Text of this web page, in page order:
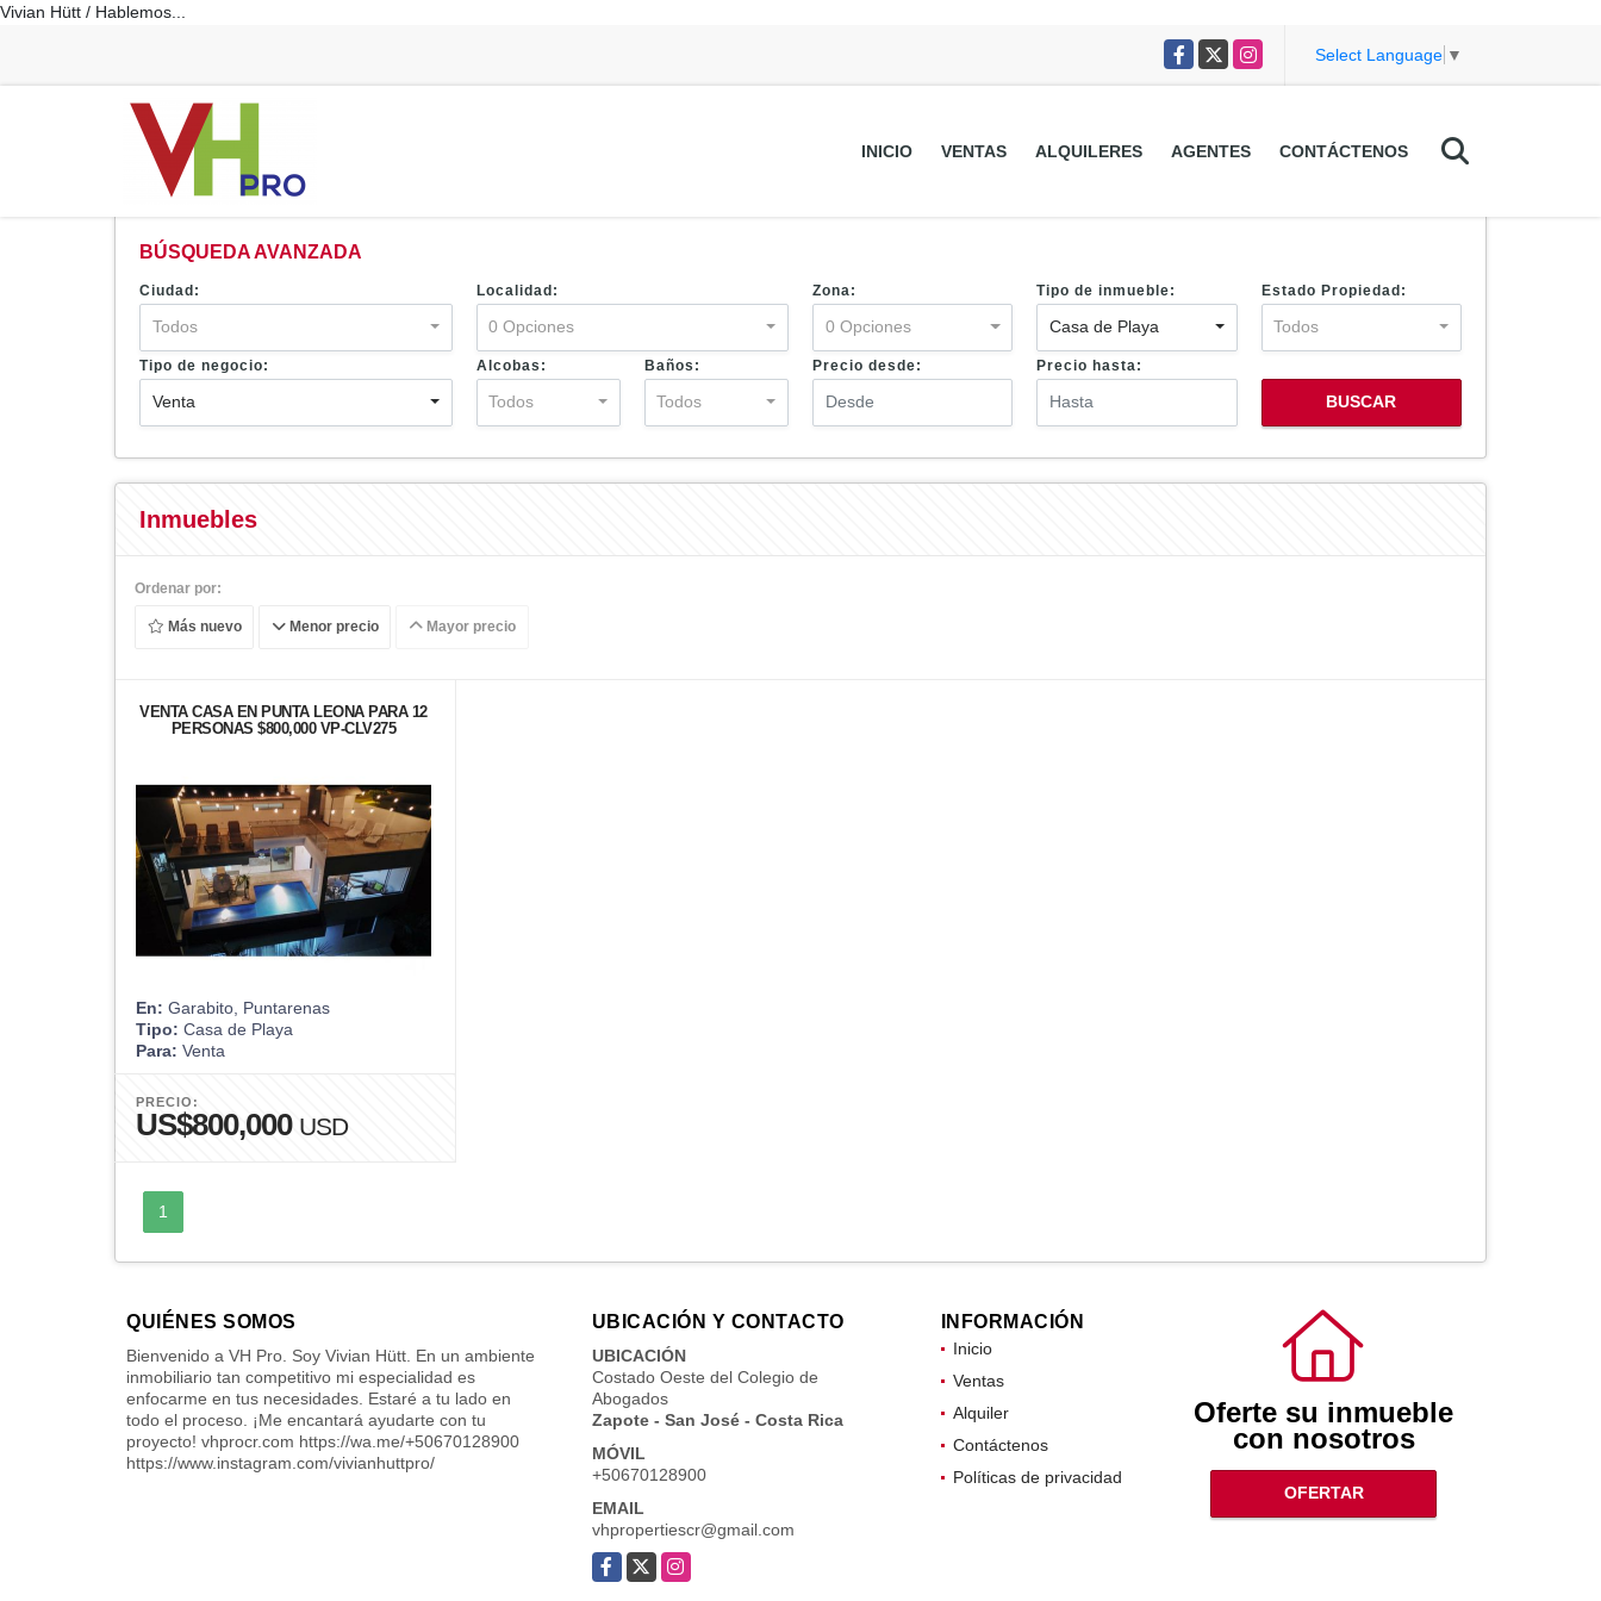
Vivian Hütt / Hablemos...
Facebook
X Instagram Select Language ▼
INICIO VENTAS ALQUILERES AGENTES CONTÁCTENOS
BÚSQUEDA AVANZADA
Ciudad:
Todos
Localidad:
0 Opciones
Zona:
0 Opciones
Tipo de inmueble:
Casa de Playa
Estado Propiedad:
Todos
Tipo de negocio:
Venta
Alcobas:
Todos
Baños:
Todos
Precio desde: Precio hasta:
BUSCAR
Inmuebles
Ordenar por:
Más nuevo Menor precio Mayor precio
VENTA CASA EN PUNTA LEONA PARA 12
PERSONAS $800,000 VP-CLV275
En: Garabito, Puntarenas
Tipo: Casa de Playa
Para: Venta
PRECIO:
US$800,000 USD
1
QUIÉNES SOMOS
Bienvenido a VH Pro. Soy Vivian Hütt. En un ambiente
inmobiliario tan competitivo mi especialidad es
enfocarme en tus necesidades. Estaré a tu lado en
todo el proceso. ¡Me encantará ayudarte con tu
proyecto! vhprocr.com https://wa.me/+50670128900
https://www.instagram.com/vivianhuttpro/
UBICACIÓN Y CONTACTO
UBICACIÓN
Costado Oeste del Colegio de
Abogados
Zapote - San José - Costa Rica
MÓVIL
+50670128900
EMAIL
vhpropertiescr@gmail.com
Facebook
X Instagram
INFORMACIÓN
Inicio
Ventas
Alquiler
Contáctenos
Políticas de privacidad
Oferte su inmueble
con nosotros
OFERTAR